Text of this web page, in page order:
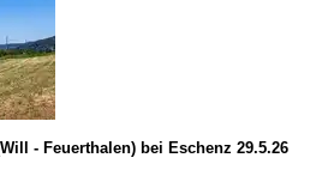
- Feuerthalen) bei Eschenz 29.5.26